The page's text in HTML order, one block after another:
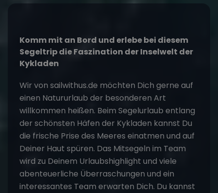
Komm mit an Bord und erlebe bei diesem
Segeltrip die Faszination der Inselwelt der
Kykladen
Wir von sailwithus.de möchten Dich gerne auf
einen Natururlaub der besonderen Art
willkommen heißen. Beim Segelurlaub entlang
der schönsten Häfen der Kykladen kannst Du
die frische Prise des Meeres einatmen und auf
Deiner Haut spüren. Das Mitsegeln im Team
wird zu Deinem Urlaubshighlight und viele
abenteuerliche Überraschungen und ein
interessantes Team erwarten Dich. Du kannst